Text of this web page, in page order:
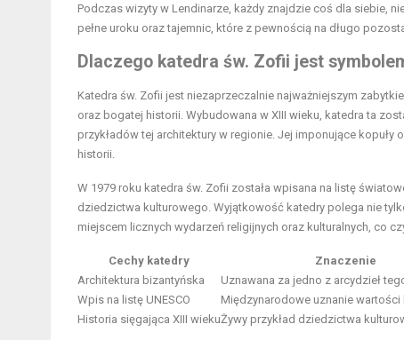
Podczas wizyty w Lendinarze, każdy znajdzie coś dla siebie,
pełne uroku oraz tajemnic, które z pewnością na długo
Dlaczego katedra św. Zofii jest
Katedra św. Zofii jest niezaprzeczalnie najważniejszym
oraz bogatej historii. Wybudowana w XIII wieku, katedra ta
przykładów tej architektury w regionie. Jej imponujące
historii.
W 1979 roku katedra św. Zofii została wpisana na listę
dziedzictwa kulturowego. Wyjątkowość katedry polega nie
miejscem licznych wydarzeń religijnych oraz kulturalnych, co
Cechy katedry Znaczenie
Architektura bizantyńska
Uznawana za jedno z arcydzieł
Wpis na listę UNESCO
Międzynarodowe uznanie wartości
Historia sięgająca XIII wiekuŻywy przykład dziedzictwa